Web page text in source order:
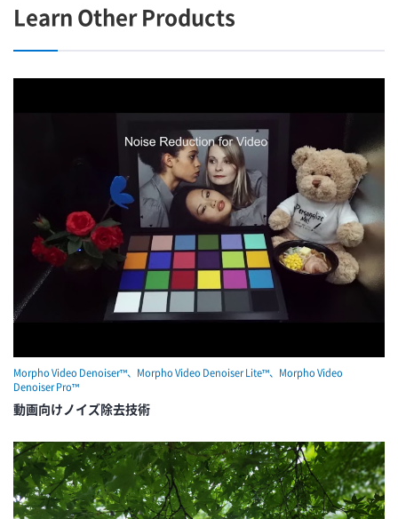
Learn Other Products
Morpho Video Denoiser™、Morpho Video Denoiser Lite™、Morpho Video
Denoiser Pro™
動画向けノイズ除去技術